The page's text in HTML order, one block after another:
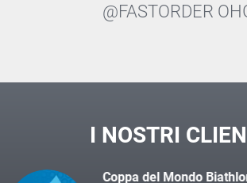
@FASTORDER
I NOSTRI
Marktfest